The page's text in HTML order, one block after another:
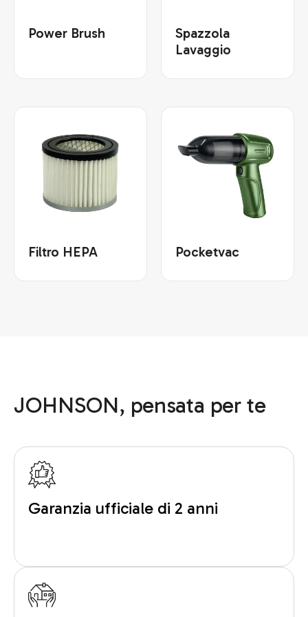
Power Brush
Spazzola
Lavaggio
Filtro HEPA Pocketvac
JOHNSON, pensata per te
Garanzia ufficiale di 2 anni